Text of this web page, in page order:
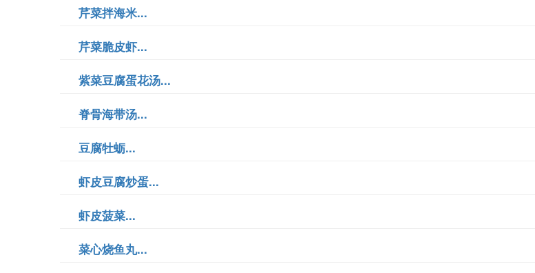
芹菜拌海米...
芹菜脆皮虾...
紫菜豆腐蛋花汤...
脊骨海带汤...
豆腐牡蛎...
虾皮豆腐炒蛋...
虾皮菠菜...
菜心烧鱼丸...